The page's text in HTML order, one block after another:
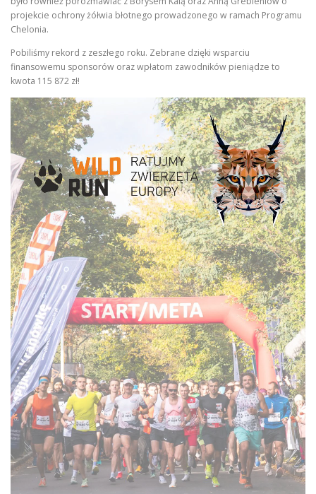
projekcie ochrony żółwia błotnego prowadzonego w ramach Programu
Chelonia.
Pobiliśmy rekord z zeszłego roku. Zebrane dzięki wsparciu
finansowemu sponsorów oraz wpłatom zawodników pieniądze to
kwota 115 872 zł!